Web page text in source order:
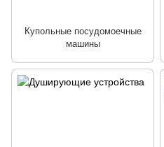
Купольные посудомоечные
машины